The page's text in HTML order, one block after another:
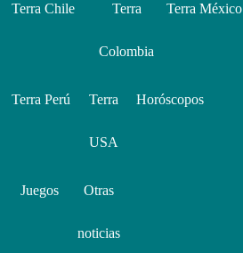
Terra Chile Terra
Colombia
Terra México
Terra Perú Terra
USA
Horóscopos
Juegos Otras
noticias